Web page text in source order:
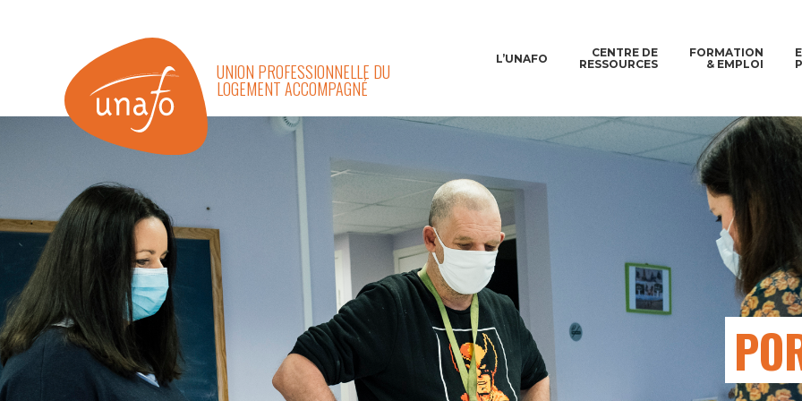
UNION PROFESSIONNELLE DU
LOGEMENT ACCOMPAGNÉ
L’UNAFO
CENTRE DE
RESSOURCES
FORMATION
& EMPLOI